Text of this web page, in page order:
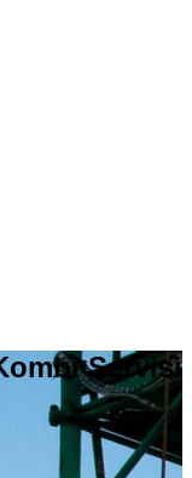
Servisi